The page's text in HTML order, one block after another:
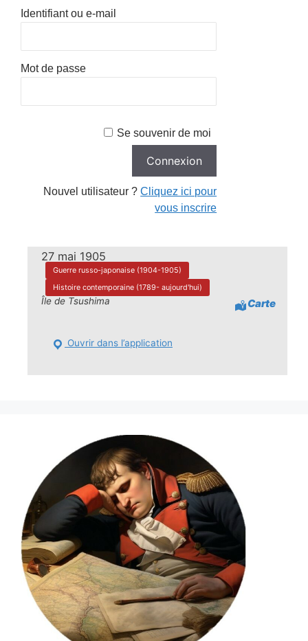
Identifiant ou e-mail
Mot de passe
Se souvenir de moi
Nouvel utilisateur ?Cliquez ici pour
vous inscrire
27 mai 1905
Guerre russo-japonaise (1904-1905)
Histoire contemporaine (1789- aujourd'hui)
Île de Tsushima Carte
Ouvrir dans l’application